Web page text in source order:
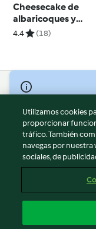
Cheesecake de
albaricoques y
frambuesas
4.4 (18)
© Copyright 2026
Términos de uso
Política de privacidad
Aviso legal
Información legal
Reportar contenido
Declaración de
Utilizamos cookies
proporcionar
tráfico. También
navegas por nuestra
sociales, de